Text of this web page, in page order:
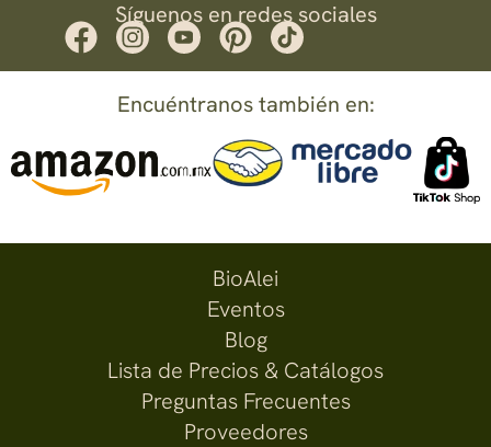
Síguenos en redes sociales
Encuéntranos también en:
BioAlei
Eventos
Blog
Lista de Precios & Catálogos
Preguntas Frecuentes
Proveedores